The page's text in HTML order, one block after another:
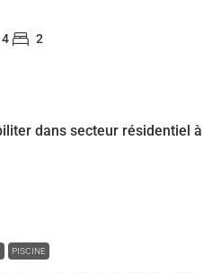
4 2
PISCINE